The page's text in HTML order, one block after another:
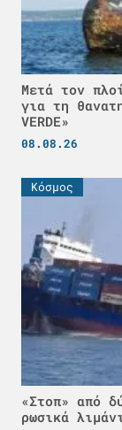
Μετά τον
για τη
VERDE»
08.08.26
Κόσμος
«Στοπ» από
ρωσικά